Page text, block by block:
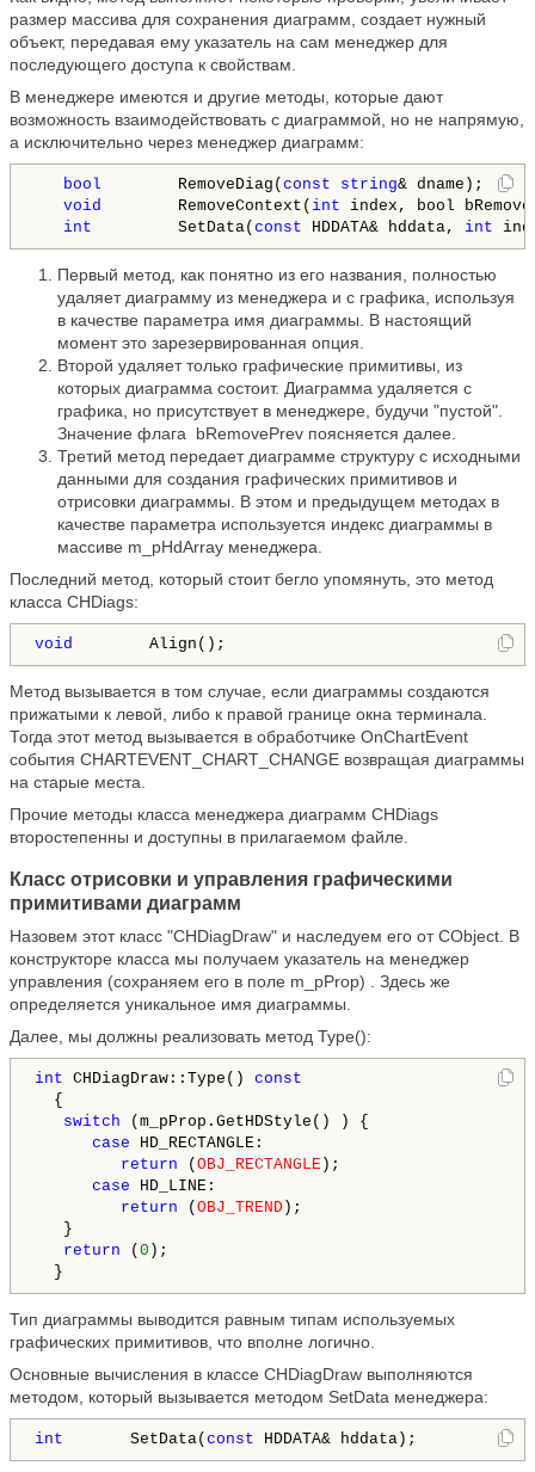
размер массива для сохранения диаграмм, создает нужный
объект, передавая ему указатель на сам менеджер для
последующего доступа к свойствам.
В менеджере имеются и другие методы, которые дают
возможность взаимодействовать с диаграммой, но не напрямую,
а исключительно через менеджер диаграмм:
bool RemoveDiag( const string& dname);
void RemoveContext( int index, bool
int SetData( const HDDATA& hddata, int
Первый метод, как понятно из его названия, полностью
удаляет диаграмму из менеджера и с графика, используя
в качестве параметра имя диаграммы. В настоящий
момент это зарезервированная опция.
Второй удаляет только графические примитивы, из
которых диаграмма состоит. Диаграмма удаляется с
графика, но присутствует в менеджере, будучи "пустой".
Значение флага bRemovePrev поясняется далее.
Третий метод передает диаграмме структуру с исходными
данными для создания графических примитивов и
отрисовки диаграммы. В этом и предыдущем методах в
качестве параметра используется индекс диаграммы в
массиве m_pHdArray менеджера.
Последний метод, который стоит бегло упомянуть, это метод
класса CHDiags:
void Align();
Метод вызывается в том случае, если диаграммы создаются
прижатыми к левой, либо к правой границе окна терминала.
Тогда этот метод вызывается в обработчике OnChartEvent
события CHARTEVENT_CHART_CHANGE возвращая диаграммы
на старые места.
Прочие методы класса менеджера диаграмм CHDiags
второстепенны и доступны в прилагаемом файле.
Класс отрисовки и управления графическими
примитивами диаграмм
Назовем этот класс "CHDiagDraw" и наследуем его от CObject. В
конструкторе класса мы получаем указатель на менеджер
управления (сохраняем его в поле m_pProp) . Здесь же
определяется уникальное имя диаграммы.
Далее, мы должны реализовать метод Type():
int CHDiagDraw::Type() const
{
switch (m_pProp.GetHDStyle() ) {
case HD_RECTANGLE:
return ( OBJ_RECTANGLE );
case HD_LINE:
return ( OBJ_TREND );
}
return ( 0 );
}
Тип диаграммы выводится равным типам используемых
графических примитивов, что вполне логично.
Основные вычисления в классе CHDiagDraw выполняются
методом, который вызывается методом SetData менеджера:
int SetData( const HDDATA& hddata);